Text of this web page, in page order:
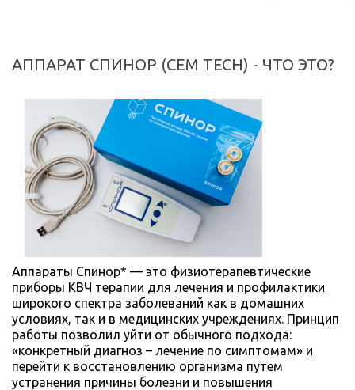
АППАРАТ СПИНОР (CEM TECH) - ЧТО ЭТО?
Аппараты Спинор* — это физиотерапевтические
приборы КВЧ терапии для лечения и профилактики
широкого спектра заболеваний как в домашних
условиях, так и в медицинских учреждениях. Принцип
работы позволил уйти от обычного подхода:
«конкретный диагноз – лечение по симптомам» и
перейти к восстановлению организма путем
устранения причины болезни и повышения